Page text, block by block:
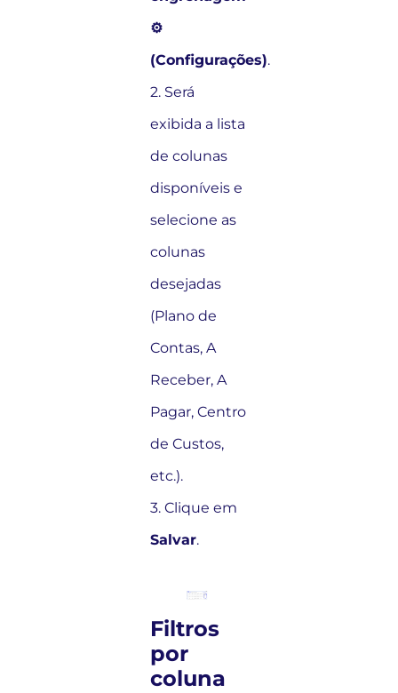
⚙️
(Configurações).
2. Será
exibida a lista
de colunas
disponíveis e
selecione as
colunas
desejadas
(Plano de
Contas, A
Receber, A
Pagar, Centro
de Custos,
etc.).
3. Clique em
Salvar.
Filtros
por
coluna